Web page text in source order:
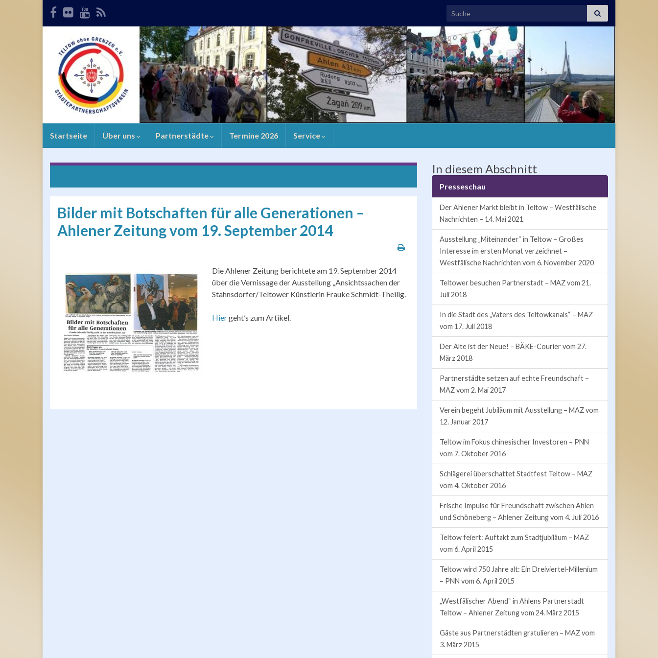
Search for:
Startseite Über uns Partnerstädte Termine 2026 Service
Bilder mit Botschaften für alle Generationen –
Ahlener Zeitung vom 19. September 2014
Die Ahlener Zeitung berichtete am 19. September 2014
über die Vernissage der Ausstellung „Ansichtssachen der
Stahnsdorfer/Teltower Künstlerin Frauke Schmidt-Theilig.
Hiergeht’s zum Artikel.
In diesem Abschnitt
Presseschau
Der Ahlener Markt bleibt in Teltow – Westfälische
Nachrichten – 14. Mai 2021
Ausstellung „Miteinander“ in Teltow – Großes
Interesse im ersten Monat verzeichnet –
Westfälische Nachrichten vom 6. November 2020
Teltower besuchen Partnerstadt – MAZ vom 21.
Juli 2018
In die Stadt des „Vaters des Teltowkanals“ – MAZ
vom 17. Juli 2018
Der Alte ist der Neue! – BÄKE-Courier vom 27.
März 2018
Partnerstädte setzen auf echte Freundschaft –
MAZ vom 2. Mai 2017
Verein begeht Jubiläum mit Ausstellung – MAZ vom
12. Januar 2017
Teltow im Fokus chinesischer Investoren – PNN
vom 7. Oktober 2016
Schlägerei überschattet Stadtfest Teltow – MAZ
vom 4. Oktober 2016
Frische Impulse für Freundschaft zwischen Ahlen
und Schöneberg – Ahlener Zeitung vom 4. Juli 2016
Teltow feiert: Auftakt zum Stadtjubiläum – MAZ
vom 6. April 2015
Teltow wird 750 Jahre alt: Ein Dreiviertel-Millenium
– PNN vom 6. April 2015
„Westfälischer Abend“ in Ahlens Partnerstadt
Teltow – Ahlener Zeitung vom 24. März 2015
Gäste aus Partnerstädten gratulieren – MAZ vom
3. März 2015